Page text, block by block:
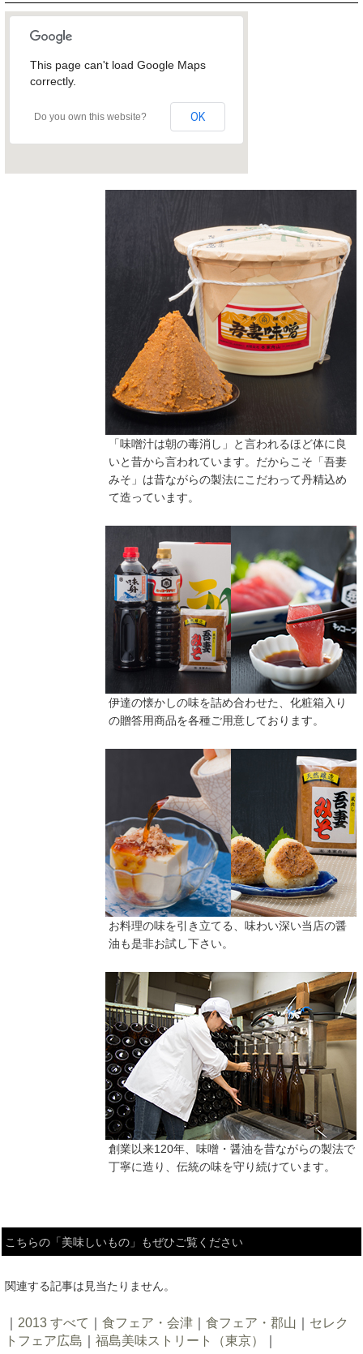
This page can't load Google Maps
correctly.
Do you own this website? OK
「味噌汁は朝の毒消し」と言われるほど体に良
いと昔から言われています。だからこそ「吾妻
みそ」は昔ながらの製法にこだわって丹精込め
て造っています。
伊達の懐かしの味を詰め合わせた、化粧箱入り
の贈答用商品を各種ご用意しております。
お料理の味を引き立てる、味わい深い当店の醤
油も是非お試し下さい。
創業以来120年、味噌・醤油を昔ながらの製法で
丁寧に造り、伝統の味を守り続けています。
こちらの「美味しいもの」もぜひご覧ください
関連する記事は見当たりません。
2013 すべて 食フェア・会津 食フェア・郡山
セレク
トフェア広島
福島美味ストリート（東京）